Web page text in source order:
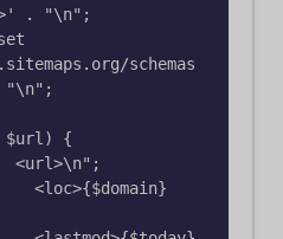
. "\n";
schemas
"\n";
$url) {